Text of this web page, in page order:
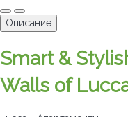
Описание
Smart &
Walls of